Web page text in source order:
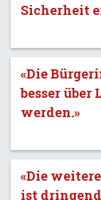
Sicherheit
«Die
besser
werden.»
«Die
ist